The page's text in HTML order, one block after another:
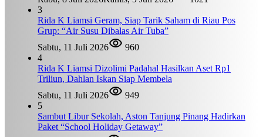
3
Rida K Liamsi Geram, Siap Tarik Saham di Riau Pos
Grup: “Air Susu Dibalas Air Tuba”
Sabtu, 11 Juli 2026
960
4
Rida K Liamsi Dizolimi Padahal Hasilkan Aset Rp1
Triliun, Dahlan Iskan Siap Membela
Sabtu, 11 Juli 2026
949
5
Sambut Libur Sekolah, Aston Tanjung Pinang Hadirkan
Paket “School Holiday Getaway”